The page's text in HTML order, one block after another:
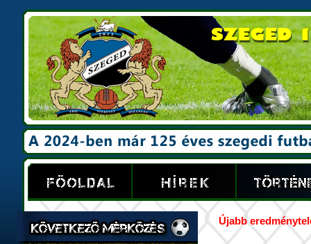
Újabb